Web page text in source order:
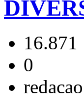
16.871
0
redacao